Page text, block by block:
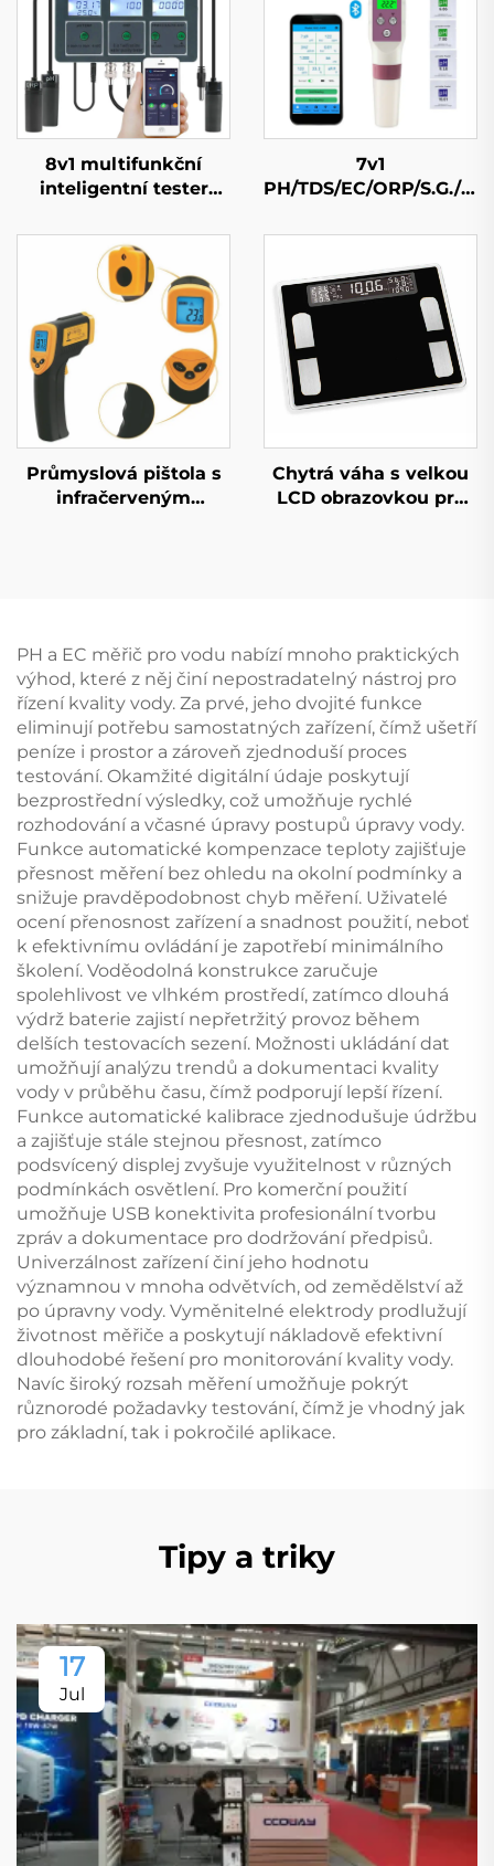
8v1 multifunkční
inteligentní tester
7v1
PH/TDS/EC/ORP/S.G./
kvality vody
Průmyslová pištola s
infračerveným
Chytrá váha s velkou
LCD obrazovkou pro
PH a EC měřič pro vodu nabízí mnoho praktických
výhod, které z něj činí nepostradatelný nástroj pro
řízení kvality vody. Za prvé, jeho dvojité funkce
eliminují potřebu samostatných zařízení, čímž ušetří
peníze i prostor a zároveň zjednoduší proces
testování. Okamžité digitální údaje poskytují
bezprostřední výsledky, což umožňuje rychlé
rozhodování a včasné úpravy postupů úpravy vody.
Funkce automatické kompenzace teploty zajišťuje
přesnost měření bez ohledu na okolní podmínky a
snižuje pravděpodobnost chyb měření. Uživatelé
ocení přenosnost zařízení a snadnost použití, neboť
k efektivnímu ovládání je zapotřebí minimálního
školení. Voděodolná konstrukce zaručuje
spolehlivost ve vlhkém prostředí, zatímco dlouhá
výdrž baterie zajistí nepřetržitý provoz během
delších testovacích sezení. Možnosti ukládání dat
umožňují analýzu trendů a dokumentaci kvality
vody v průběhu času, čímž podporují lepší řízení.
Funkce automatické kalibrace zjednodušuje údržbu
a zajišťuje stále stejnou přesnost, zatímco
podsvícený displej zvyšuje využitelnost v různých
podmínkách osvětlení. Pro komerční použití
umožňuje USB konektivita profesionální tvorbu
zpráv a dokumentace pro dodržování předpisů.
Univerzálnost zařízení činí jeho hodnotu
významnou v mnoha odvětvích, od zemědělství až
po úpravny vody. Vyměnitelné elektrody prodlužují
životnost měřiče a poskytují nákladově efektivní
dlouhodobé řešení pro monitorování kvality vody.
Navíc široký rozsah měření umožňuje pokrýt
různorodé požadavky testování, čímž je vhodný jak
pro základní, tak i pokročilé aplikace.
Tipy a triky
17
Jul